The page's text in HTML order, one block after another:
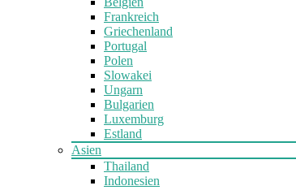
Frankreich
Griechenland
Portugal
Polen
Slowakei
Ungarn
Bulgarien
Luxemburg
Estland
Asien
Thailand
Indonesien